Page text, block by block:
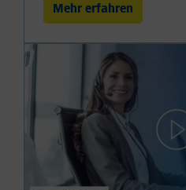
Mehr erfahren